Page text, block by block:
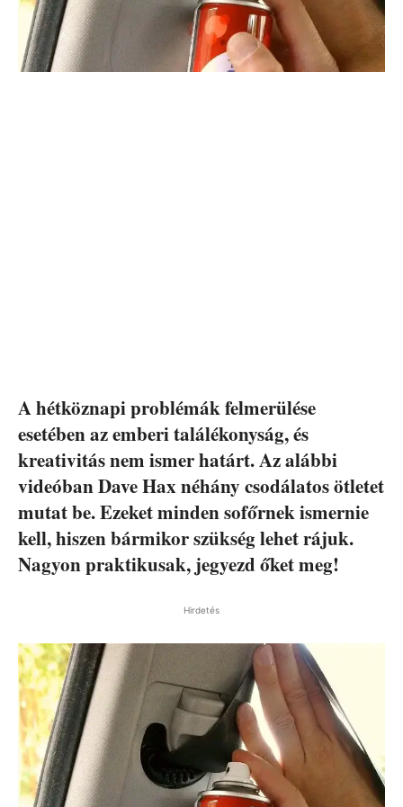
A hétköznapi problémák felmerülése
esetében az emberi találékonyság, és
kreativitás nem ismer határt. Az alábbi
videóban Dave Hax néhány csodálatos ötletet
mutat be. Ezeket minden sofőrnek ismernie
kell, hiszen bármikor szükség lehet rájuk.
Nagyon praktikusak, jegyezd őket meg!
Hirdetés